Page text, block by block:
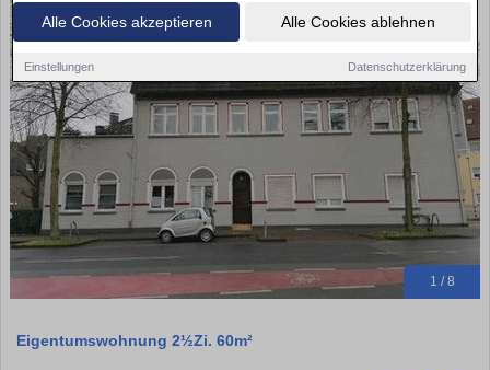
Alle Cookies akzeptieren Alle Cookies ablehnen
Einstellungen Datenschutzerklärung
1 / 8
Eigentumswohnung 2½Zi. 60m²